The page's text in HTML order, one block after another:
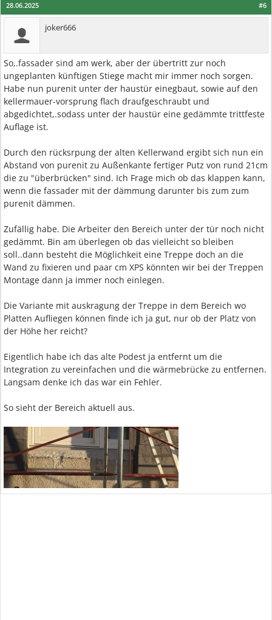
#6
28.06.2025
joker666
So,.fassader sind am werk, aber der übertritt zur noch
ungeplanten künftigen Stiege macht mir immer noch sorgen.
Habe nun purenit unter der haustür einegbaut, sowie auf den
kellermauer-vorsprung flach draufgeschraubt und
abgedichtet,.sodass unter der haustür eine gedämmte trittfeste
Auflage ist.
Durch den rücksrpung der alten Kellerwand ergibt sich nun ein
Abstand von purenit zu Außenkante fertiger Putz von rund 21cm
die zu "überbrücken" sind. Ich Frage mich ob das klappen kann,
wenn die fassader mit der dämmung darunter bis zum zum
purenit dämmen.
Zufällig habe. Die Arbeiter den Bereich unter der tür noch nicht
gedämmt. Bin am überlegen ob das vielleicht so bleiben
soll..dann besteht die Möglichkeit eine Treppe doch an die
Wand zu fixieren und paar cm XPS könnten wir bei der Treppen
Montage dann ja immer noch einlegen.
Die Variante mit auskragung der Treppe in dem Bereich wo
Platten Aufliegen können finde ich ja gut, nur ob der Platz von
der Höhe her reicht?
Eigentlich habe ich das alte Podest ja entfernt um die
Integration zu vereinfachen und die wärmebrücke zu entfernen.
Langsam denke ich das war ein Fehler.
So sieht der Bereich aktuell aus.